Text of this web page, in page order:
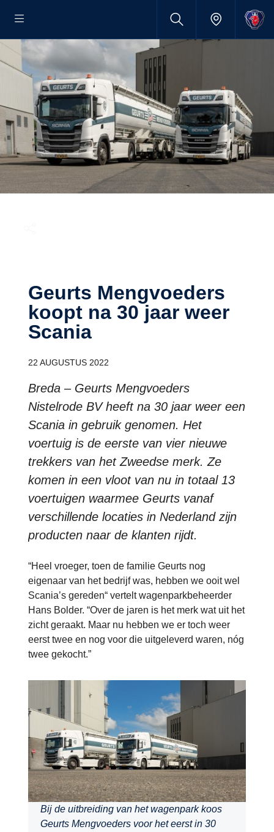
Geurts Mengvoeders
koopt na 30 jaar weer
Scania
22 AUGUSTUS 2022
Breda – Geurts Mengvoeders
Nistelrode BV heeft na 30 jaar weer een
Scania in gebruik genomen. Het
voertuig is de eerste van vier nieuwe
trekkers van het Zweedse merk. Ze
komen in een vloot van nu in totaal 13
voertuigen waarmee Geurts vanaf
verschillende locaties in Nederland zijn
producten naar de klanten rijdt.
“Heel vroeger, toen de familie Geurts nog
eigenaar van het bedrijf was, hebben we ooit wel
Scania’s gereden“ vertelt wagenparkbeheerder
Hans Bolder. “Over de jaren is het merk wat uit het
zicht geraakt. Maar nu hebben we er toch weer
eerst twee en nog voor die uitgeleverd waren, nóg
twee gekocht.”
Bij de uitbreiding van het wagenpark koos
Geurts Mengvoeders voor het eerst in 30